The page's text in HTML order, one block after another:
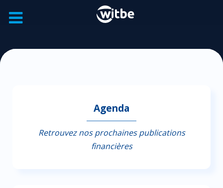
Agenda
Retrouvez nos prochaines publications
financières